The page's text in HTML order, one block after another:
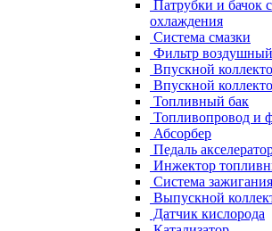
Патрубки и бачок
охлаждения
Система смазки
Фильтр воздушный
Впускной
Впускной
Топливный бак
Топливопровод и
Абсорбер
Педаль
Инжектор
Система зажигания
Выпускной
Датчик кислорода